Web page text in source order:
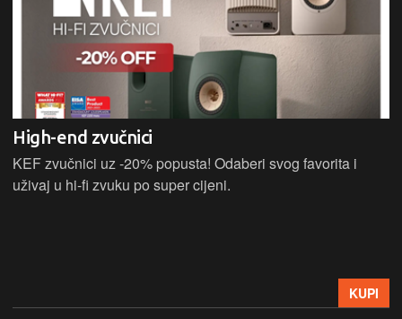
High-end zvučnici
KEF zvučnici uz -20% popusta! Odaberi svog favorita i
uživaj u hi-fi zvuku po super cijeni.
KUPI